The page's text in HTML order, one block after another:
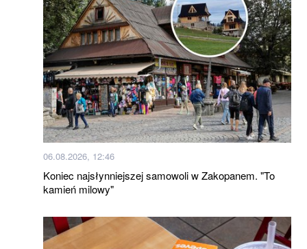
06.08.2026, 12:46
Koniec najsłynniejszej samowoli w Zakopanem. "To
kamień milowy"